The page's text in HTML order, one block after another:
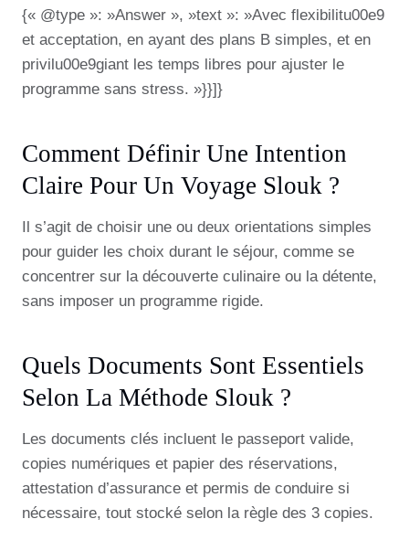
{« @type »: »Answer », »text »: »Avec flexibilitu00e9
et acceptation, en ayant des plans B simples, et en
privilu00e9giant les temps libres pour ajuster le
programme sans stress. »}}]}
Comment Définir Une Intention
Claire Pour Un Voyage Slouk ?
Il s’agit de choisir une ou deux orientations simples
pour guider les choix durant le séjour, comme se
concentrer sur la découverte culinaire ou la détente,
sans imposer un programme rigide.
Quels Documents Sont Essentiels
Selon La Méthode Slouk ?
Les documents clés incluent le passeport valide,
copies numériques et papier des réservations,
attestation d’assurance et permis de conduire si
nécessaire, tout stocké selon la règle des 3 copies.